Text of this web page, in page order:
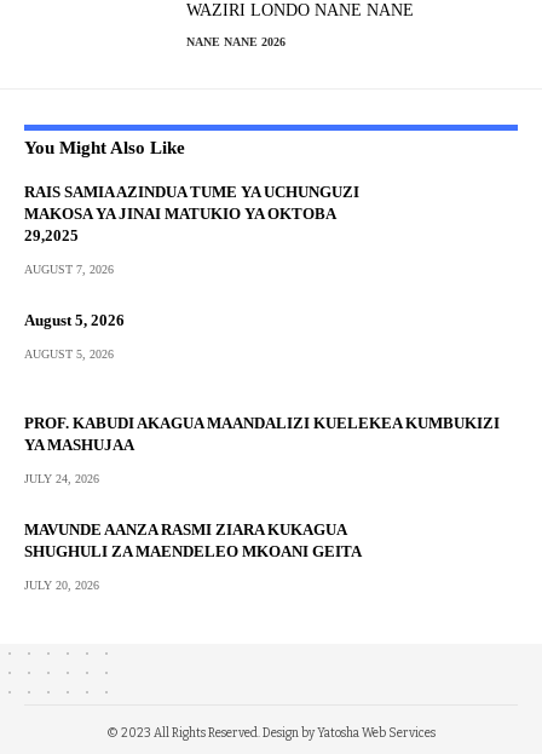
WAZIRI LONDO NANE NANE
NANE NANE 2026
You Might Also Like
RAIS SAMIA AZINDUA TUME YA UCHUNGUZI
MAKOSA YA JINAI MATUKIO YA OKTOBA
29,2025
AUGUST 7, 2026
August 5, 2026
AUGUST 5, 2026
PROF. KABUDI AKAGUA MAANDALIZI KUELEKEA KUMBUKIZI
YA MASHUJAA
JULY 24, 2026
MAVUNDE AANZA RASMI ZIARA KUKAGUA
SHUGHULI ZA MAENDELEO MKOANI GEITA
JULY 20, 2026
© 2023 All Rights Reserved. Design byYatosha Web Services